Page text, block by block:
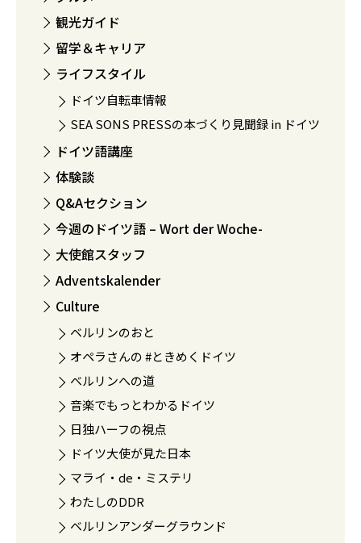
観光ガイド
留学＆キャリア
ライフスタイル
ドイツ自転車情報
SEA SONS PRESSの本づくり見聞録 in ドイツ
ドイツ語講座
体験談
Q&Aセクション
今週のドイツ語 – Wort der Woche-
大使館スタッフ
Adventskalender
Culture
ベルリンのおと
オペラさんの #ときめくドイツ
ベルリンへの道
音楽でもっとわかるドイツ
日独ハーフの視点
ドイツ大使が見た日本
マライ・de・ミステリ
わたしのDDR
ベルリンアンダーグラウンド